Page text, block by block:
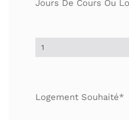
Jours De Cours Ou
Logement Souhaité*